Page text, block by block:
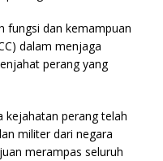
fungsi dan kemampuan
dalam menjaga
perang yang
kejahatan perang telah
militer dari negara
merampas seluruh